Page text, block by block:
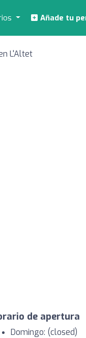
Añade tu
L'Altet
de apertura
Domingo: (closed)